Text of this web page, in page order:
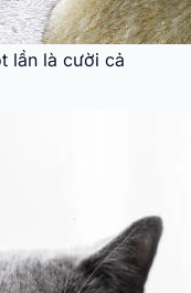
lần là cười cả